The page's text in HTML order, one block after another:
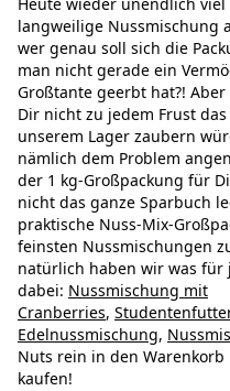
langweilige Nussmischung
wer genau soll sich die
man nicht gerade ein
Großtante geerbt hat?!
Dir nicht zu jedem Frust
unserem Lager zaubern
nämlich dem Problem
der 1 kg-Großpackung für
nicht das ganze Sparbuch
praktische Nuss-Mix-
feinsten Nussmischungen
natürlich haben wir was für
dabei: Nussmischung mit
Cranberries, Studentenfutter
Edelnussmischung,
Nuts rein in den
kaufen!